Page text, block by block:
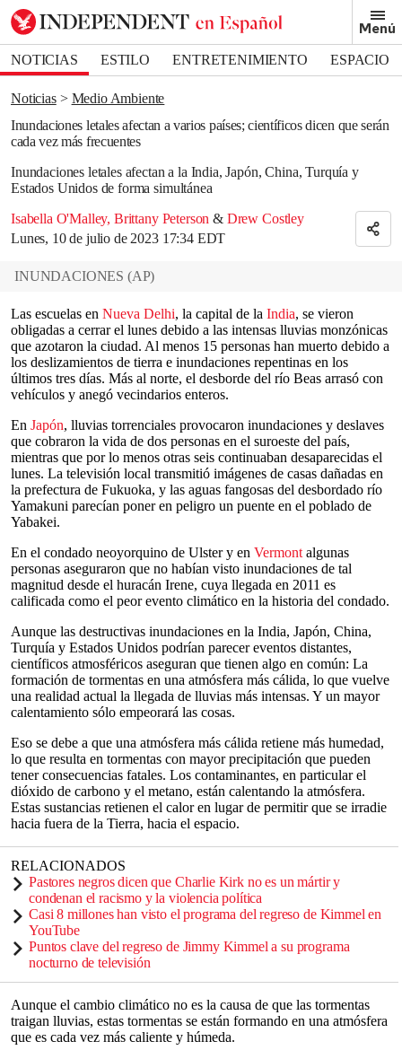
Menú
NOTICIAS ESTILO ENTRETENIMIENTO
ESPACIO
DEPORTES
Noticias
Medio Ambiente
Inundaciones letales afectan a varios países; científicos dicen que serán
cada vez más frecuentes
Inundaciones letales afectan a la India, Japón, China, Turquía y
Estados Unidos de forma simultánea
Isabella O'Malley, Brittany Peterson & Drew Costley
Lunes, 10 de julio de 2023 17:34 EDT
Bookmark popover
Removed from bookmarks
Close popover
INUNDACIONES (AP)
Las escuelas en Nueva Delhi, la capital de la India, se vieron
obligadas a cerrar el lunes debido a las intensas lluvias monzónicas
que azotaron la ciudad. Al menos 15 personas han muerto debido a
los deslizamientos de tierra e inundaciones repentinas en los
últimos tres días. Más al norte, el desborde del río Beas arrasó con
vehículos y anegó vecindarios enteros.
En Japón, lluvias torrenciales provocaron inundaciones y deslaves
que cobraron la vida de dos personas en el suroeste del país,
mientras que por lo menos otras seis continuaban desaparecidas el
lunes. La televisión local transmitió imágenes de casas dañadas en
la prefectura de Fukuoka, y las aguas fangosas del desbordado río
Yamakuni parecían poner en peligro un puente en el poblado de
Yabakei.
En el condado neoyorquino de Ulster y en Vermont algunas
personas aseguraron que no habían visto inundaciones de tal
magnitud desde el huracán Irene, cuya llegada en 2011 es
calificada como el peor evento climático en la historia del condado.
Aunque las destructivas inundaciones en la India, Japón, China,
Turquía y Estados Unidos podrían parecer eventos distantes,
científicos atmosféricos aseguran que tienen algo en común: La
formación de tormentas en una atmósfera más cálida, lo que vuelve
una realidad actual la llegada de lluvias más intensas. Y un mayor
calentamiento sólo empeorará las cosas.
Eso se debe a que una atmósfera más cálida retiene más humedad,
lo que resulta en tormentas con mayor precipitación que pueden
tener consecuencias fatales. Los contaminantes, en particular el
dióxido de carbono y el metano, están calentando la atmósfera.
Estas sustancias retienen el calor en lugar de permitir que se irradie
hacia fuera de la Tierra, hacia el espacio.
RELACIONADOS
Pastores negros dicen que Charlie Kirk no es un mártir y
condenan el racismo y la violencia política
Casi 8 millones han visto el programa del regreso de Kimmel en
YouTube
Puntos clave del regreso de Jimmy Kimmel a su programa
nocturno de televisión
Aunque el cambio climático no es la causa de que las tormentas
traigan lluvias, estas tormentas se están formando en una atmósfera
que es cada vez más caliente y húmeda.